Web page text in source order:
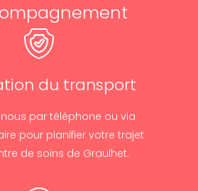
du transport
par téléphone ou via
pour planifier votre trajet
de soins de Graulhet.